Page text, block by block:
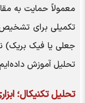
معمولاً حمایت به
تکمیلی برای
جعلی یا فیک بریک)
تحلیل آموزش
تحلیل تکنیکال؛